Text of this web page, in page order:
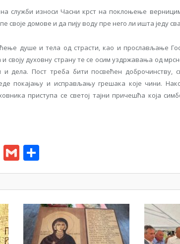
служби износи Часни крст на поклоњење
своје домове и да пију воду пре него ли ишта једу
душе и тела од страсти, као и прослављање
своју духовну страну те се осим уздржавања од
дела. Пост треба бити посвећен доброчинству,
покајању и исправљању грешака које чини.
приступа се светој тајни причешћа која
WhatsApp
Gmail